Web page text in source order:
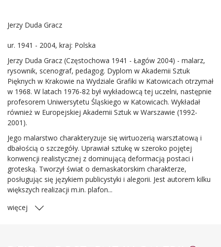
Jerzy Duda Gracz
ur. 1941 - 2004, kraj: Polska
Jerzy Duda Gracz (Częstochowa 1941 - Łagów 2004) - malarz,
rysownik, scenograf, pedagog. Dyplom w Akademii Sztuk
Pięknych w Krakowie na Wydziale Grafiki w Katowicach otrzymał
w 1968. W latach 1976-82 był wykładowcą tej uczelni, następnie
profesorem Uniwersytetu Śląskiego w Katowicach. Wykładał
również w Europejskiej Akademii Sztuk w Warszawie (1992-
2001).
Jego malarstwo charakteryzuje się wirtuozerią warsztatową i
dbałością o szczegóły. Uprawiał sztukę w szeroko pojętej
konwencji realistycznej z dominującą deformacją postaci i
groteską. Tworzył świat o demaskatorskim charakterze,
posługując się językiem publicystyki i alegorii. Jest autorem kilku
większych realizacji m.in. plafon...
więcej